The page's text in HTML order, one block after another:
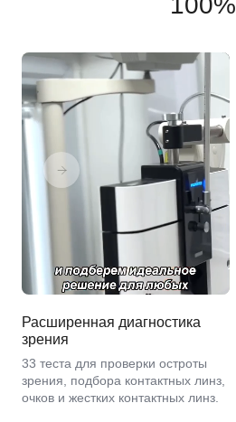
Расширенная диагностика
зрения
33 теста для проверки остроты
зрения, подбора контактных линз,
очков и жестких контактных линз.